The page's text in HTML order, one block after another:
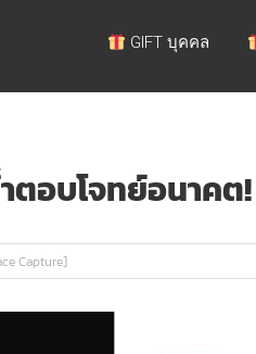
GIFT บุคคล
อบโจทย์อนาคต!
Capture]